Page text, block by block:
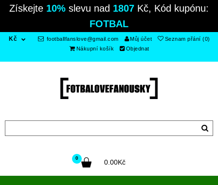
Získejte 10% slevu nad 1807 Kč, Kód kupónu:
FOTBAL
Kč footballfanslove@gmail.com Můj účet
Seznam přání (0)
Nákupní košík
Objednat
0
0.00Kč